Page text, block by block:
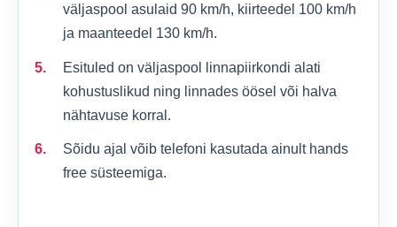
väljaspool asulaid 90 km/h, kiirteedel 100 km/h
ja maanteedel 130 km/h.
Esituled on väljaspool linnapiirkondi alati
kohustuslikud ning linnades öösel või halva
nähtavuse korral.
Sõidu ajal võib telefoni kasutada ainult hands
free süsteemiga.